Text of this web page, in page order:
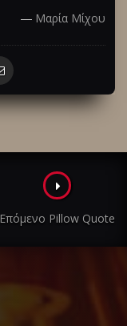
― Μαρία Μίχου
Επόμενο Pillow Quote